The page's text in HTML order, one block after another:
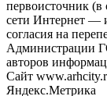
первоисточник (в
сети Интернет —
согласия на
Администрации
авторов
Сайт
Яндекс.Метрика